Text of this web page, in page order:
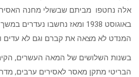
המנדט לא מצאה את קברם וגם לא עדים
בשנות השלושים של המאה העשרים,
הבריטי מתקן מאסר לאסירים ערבים,